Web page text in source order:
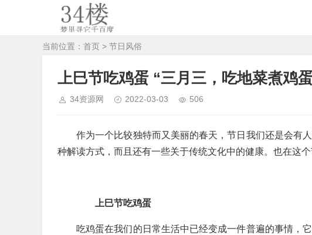
当前位置： 首页 > 节日风俗
上巳节吃鸡蛋 “三月三，吃地菜煮鸡
34资源网 2022-03-03 506
作为一个比较独特而又美丽的春天，节日我们还是会有
种解读方式，而且还有一些关于传统文化中的健康。也在这个
上巳节吃鸡蛋
吃鸡蛋在我们的日常生活中已经变成一件普遍的事情，